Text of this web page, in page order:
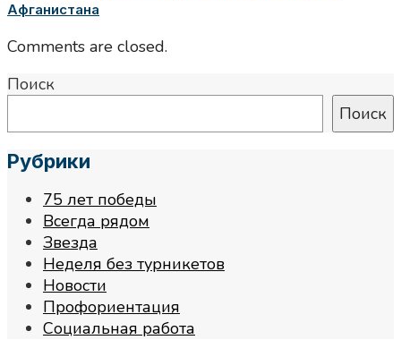
Афганистана
Comments are closed.
Поиск
Поиск
Рубрики
75 лет победы
Всегда рядом
Звезда
Неделя без турникетов
Новости
Профориентация
Социальная работа